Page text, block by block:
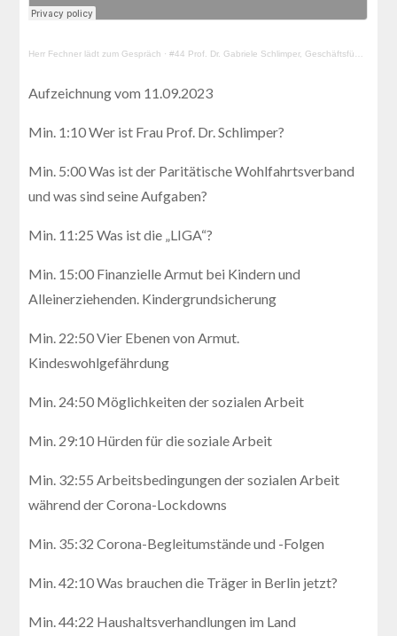
Herr Fechner lädt zum Gespräch ·#44 Prof. Dr. Gabriele Schlimper, Geschäftsführerin Paritätischer Wohlfahrtsverband, LV Berlin
Aufzeichnung vom 11.09.2023
Min. 1:10 Wer ist Frau Prof. Dr. Schlimper?
Min. 5:00 Was ist der Paritätische Wohlfahrtsverband
und was sind seine Aufgaben?
Min. 11:25 Was ist die „LIGA“?
Min. 15:00 Finanzielle Armut bei Kindern und
Alleinerziehenden. Kindergrundsicherung
Min. 22:50 Vier Ebenen von Armut.
Kindeswohlgefährdung
Min. 24:50 Möglichkeiten der sozialen Arbeit
Min. 29:10 Hürden für die soziale Arbeit
Min. 32:55 Arbeitsbedingungen der sozialen Arbeit
während der Corona-Lockdowns
Min. 35:32 Corona-Begleitumstände und -Folgen
Min. 42:10 Was brauchen die Träger in Berlin jetzt?
Min. 44:22 Haushaltsverhandlungen im Land